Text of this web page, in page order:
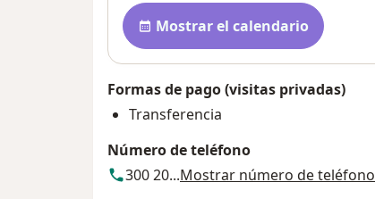
Disponibilidad
Mostrar el calendario
Formas de pago (visitas privadas)
Transferencia
Número de teléfono
300 20...Mostrar número de teléfono